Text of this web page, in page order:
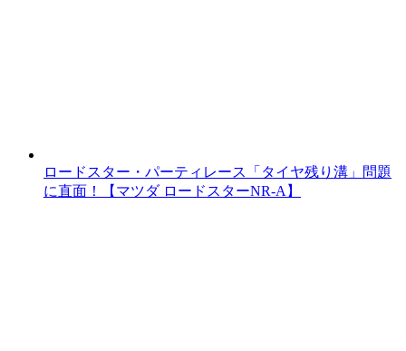
ロードスター・パーティレース「タイヤ残り溝」問題
に直面！【マツダ ロードスターNR-A】